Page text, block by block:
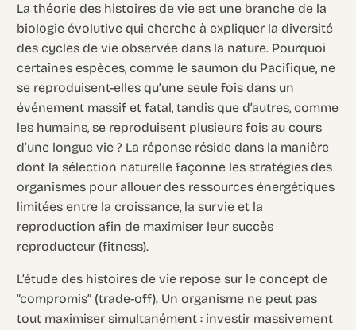
La théorie des histoires de vie est une branche de la
biologie évolutive qui cherche à expliquer la diversité
des cycles de vie observée dans la nature. Pourquoi
certaines espèces, comme le saumon du Pacifique, ne
se reproduisent-elles qu’une seule fois dans un
événement massif et fatal, tandis que d’autres, comme
les humains, se reproduisent plusieurs fois au cours
d’une longue vie ? La réponse réside dans la manière
dont la sélection naturelle façonne les stratégies des
organismes pour allouer des ressources énergétiques
limitées entre la croissance, la survie et la
reproduction afin de maximiser leur succès
reproducteur (fitness).
L’étude des histoires de vie repose sur le concept de
“compromis” (trade-off). Un organisme ne peut pas
tout maximiser simultanément : investir massivement